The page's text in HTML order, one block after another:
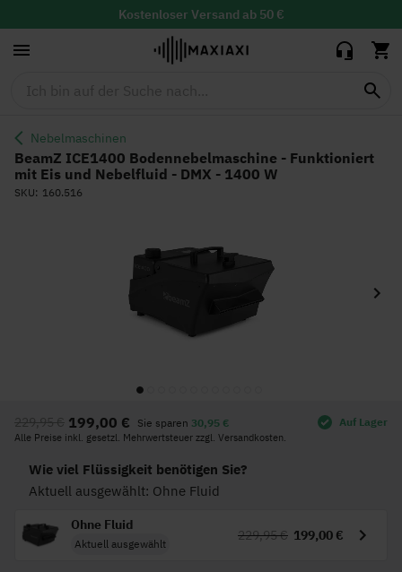
Kostenloser Versand ab 50 €
30 Tage Widerrufsrecht mit
Lieferzeit: 1-2 Werktage
Nebelmaschinen
und Nebelfluid - DMX
BeamZ ICE1400 Bodennebelmaschine - Funktioniert
mit Eis und Nebelfluid - DMX - 1400 W
SKU 160.516
199,00 €
229,95 € Sie sparen 30,95 €
Alle Preise inkl. gesetzl. Mehrwertsteuer zzgl. Versandkosten.
Wie viel Flüssigkeit benötigen Sie?
Aktuell ausgewählt: Ohne Fluid
Ohne Fluid
Aktuell ausgewählt
199,00 €
229,95 €
Auf Lager
der
Bildgalerie
springen